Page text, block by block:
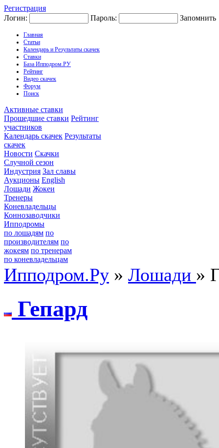
Регистрация
Логин:
Пароль: Запомнить
Главная
Статьи
Календарь и Результаты скачек
Ставки
База Ипподром.РУ
Рейтинг
Видео скачек
Форум
Поиск
Активные ставки
Прошедшие ставки Рейтинг
участников
Календарь скачек Результаты
скачек
Новости Скачки
Случной сезон
Индустрия Зал славы
Аукционы English
Лошади Жокеи
Тренеры
Коневладельцы
Коннозаводчики
Ипподромы
по лошадям по
производителям по
жокеям по тренерам
по коневладельцам
Ипподром.Ру » Лошади »
Гепард